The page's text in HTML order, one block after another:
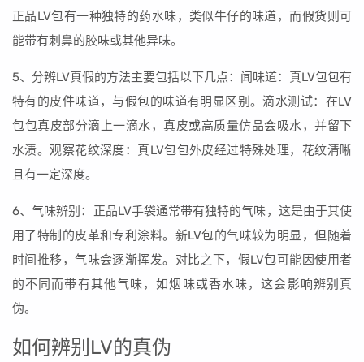
正品LV包有一种独特的药水味，类似牛仔的味道，而假货则可
能带有刺鼻的胶味或其他异味。
5、分辨LV真假的方法主要包括以下几点：闻味道：真LV包包有
特有的皮件味道，与假包的味道有明显区别。滴水测试：在LV
包包真皮部分滴上一滴水，真皮或高质量仿品会吸水，并留下
水渍。观察花纹深度：真LV包包外皮经过特殊处理，花纹清晰
且有一定深度。
6、气味辨别：正品LV手袋通常带有独特的气味，这是由于其使
用了特制的皮革和专利涂料。新LV包的气味较为明显，但随着
时间推移，气味会逐渐挥发。对比之下，假LV包可能因使用者
的不同而带有其他气味，如烟味或香水味，这会影响辨别真
伪。
如何辨别LV的真伪